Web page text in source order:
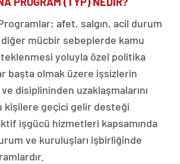
afet, salgın, acil durum
mücbir sebeplerde kamu
yoluyla özel politika
başta olmak üzere işsizlerin
ve disiplininden uzaklaşmalarını
kişilere geçici gelir desteği
işgücü hizmetleri kapsamında
ve kuruluşları işbirliğinde